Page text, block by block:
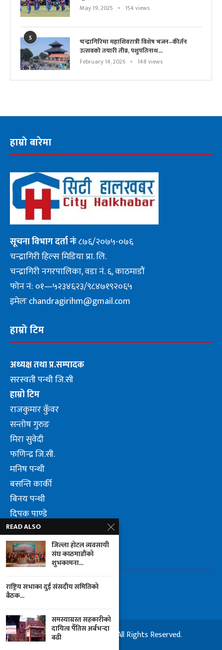
May 19, 2025 154 views
5
चन्द्रागिरिमा महाशिवरात्री विशेष भजन–कीर्तन
उत्सवको तयारी तीव्र, पशुपतिनाथ...
February 14, 2026 148 views
हाम्रो बारेमा
सूचनाविभाग दर्ता नंः८७६/२०७५-०७६
चन्द्रागिरी हिल्स मिडिया प्रा. लि.
चन्द्रागिरी नगरपालिका, वडा नं. ६, काठमाडौं
फोन नं: ०१—५२३४६२३/९८४७१९२०६५
इमेलः chandragirihm@gmail.com
हाम्रो टिम
अध्यक्ष तथा प्र.सम्पादक
सरस्वती पन्थी जि.सी
हाम्रो टिम
राजकुमार कुँवर
सन्तोष गुरुङ
मिरा सुवेदी
फणिन्द्र जि.सी.
मनिष पन्थी
बसन्ति कार्की
बिनय पन्थी
दिपक पाण्डे
लुम्वीनि पन्थी जि.सी.
FOLLOW US
© 2025 City Halkhabar. All Rights Reserved.
READ ALSO
जिल्ला होटल व्यवसायी
संघ काठमाडौंको
शुभकामना...
राष्ट्रिय सभाका दुई संसदीय समितिको
बैठक...
समस्याग्रस्त सहकारीको
दायित्व पैँतिस अर्बभन्दा
बढी